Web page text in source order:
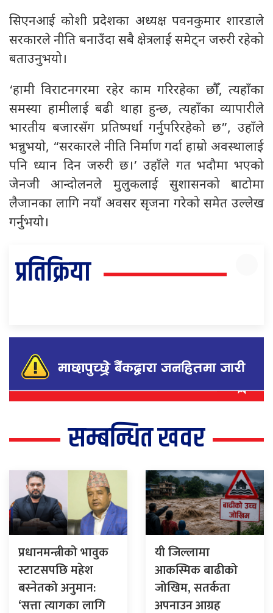
सिएनआई कोशी प्रदेशका अध्यक्ष पवनकुमार शारडाले
सरकारले नीति बनाउँदा सबै क्षेत्रलाई समेट्न जरुरी रहेको
बताउनुभयो।
‘हामी विराटनगरमा रहेर काम गरिरहेका छौँ, त्यहाँका
समस्या हामीलाई बढी थाहा हुन्छ, त्यहाँका व्यापारीले
भारतीय बजारसँग प्रतिष्पर्धा गर्नुपरिरहेको छ”, उहाँले
भन्नुभयाे, “सरकारले नीति निर्माण गर्दा हाम्रो अवस्थालाई
पनि ध्यान दिन जरुरी छ।’ उहाँले गत भदौमा भएको
जेनजी आन्दोलनले मुलुकलाई सुशासनको बाटोमा
लैजानका लागि नयाँ अवसर सृजना गरेको समेत उल्लेख
गर्नुभयाे।
प्रतिक्रिया
सम्बन्धित खवर
प्रधानमन्त्रीको भावुक
स्टाटसपछि महेश
बस्नेतको अनुमान:
‘सत्ता त्यागका लागि
यी जिल्लामा
आकस्मिक बाढीको
जोखिम, सतर्कता
अपनाउन आग्रह